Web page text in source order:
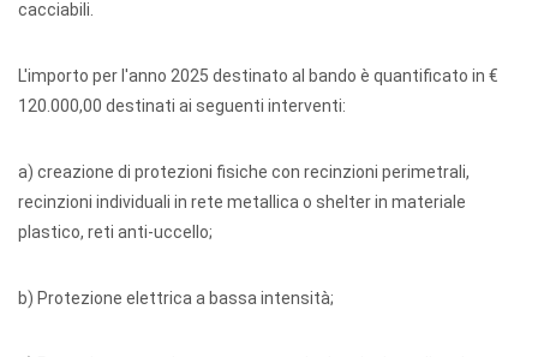
cacciabili.
L'importo per l'anno 2025 destinato al bando è quantificato in €
120.000,00 destinati ai seguenti interventi:
a) creazione di protezioni fisiche con recinzioni perimetrali,
recinzioni individuali in rete metallica o shelter in materiale
plastico, reti anti-uccello;
b) Protezione elettrica a bassa intensità;